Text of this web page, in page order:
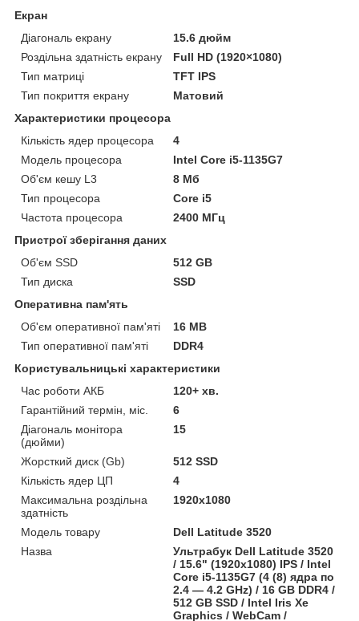
Екран
Діагональ екрану
15.6 дюйм
Роздільна здатність екрану
Full HD (1920×1080)
Тип матриці
TFT IPS
Тип покриття екрану
Матовий
Характеристики процесора
Кількість ядер процесора
4
Модель процесора
Intel Core i5-1135G7
Об'єм кешу L3
8 Мб
Тип процесора
Core i5
Частота процесора
2400 МГц
Пристрої зберігання даних
Об'єм SSD
512 GB
Тип диска
SSD
Оперативна пам'ять
Об'єм оперативної пам'яті
16 MB
Тип оперативної пам'яті
DDR4
Користувальницькі характеристики
Час роботи АКБ
120+ хв.
Гарантійний термін, міс.
6
Діагональ монітора
(дюйми)
15
Жорсткий диск (Gb)
512 SSD
Кількість ядер ЦП
4
Максимальна роздільна
здатність
1920x1080
Модель товару
Dell Latitude 3520
Назва
Ультрабук Dell Latitude 3520
/ 15.6" (1920x1080) IPS / Intel
Core i5-1135G7 (4 (8) ядра по
2.4 — 4.2 GHz) / 16 GB DDR4 /
512 GB SSD / Intel Iris Xe
Graphics / WebCam /